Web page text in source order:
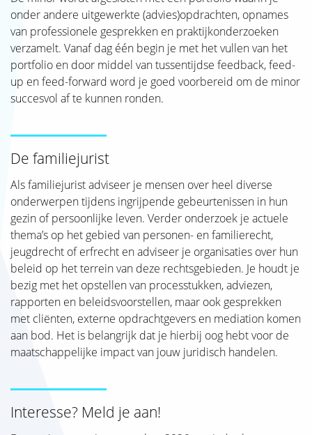
onder andere uitgewerkte (advies)opdrachten, opnames
van professionele gesprekken en praktijkonderzoeken
verzamelt. Vanaf dag één begin je met het vullen van het
portfolio en door middel van tussentijdse feedback, feed-
up en feed-forward word je goed voorbereid om de minor
succesvol af te kunnen ronden.
De familiejurist
Als familiejurist adviseer je mensen over heel diverse
onderwerpen tijdens ingrijpende gebeurtenissen in hun
gezin of persoonlijke leven. Verder onderzoek je actuele
thema’s op het gebied van personen- en familierecht,
jeugdrecht of erfrecht en adviseer je organisaties over hun
beleid op het terrein van deze rechtsgebieden. Je houdt je
bezig met het opstellen van processtukken, adviezen,
rapporten en beleidsvoorstellen, maar ook gesprekken
met cliënten, externe opdrachtgevers en mediation komen
aan bod. Het is belangrijk dat je hierbij oog hebt voor de
maatschappelijke impact van jouw juridisch handelen.
Interesse? Meld je aan!